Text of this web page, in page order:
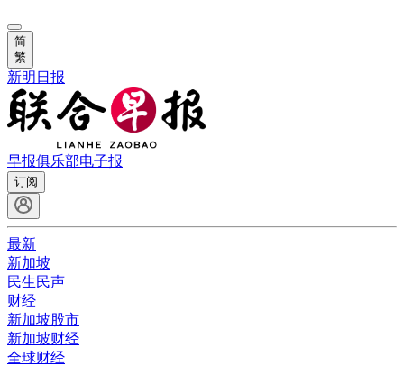
简
繁
新明日报
早报俱乐部电子报
订阅
最新
新加坡
民生民声
财经
新加坡股市
新加坡财经
全球财经